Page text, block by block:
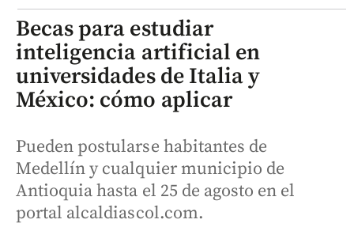
Becas para estudiar
inteligencia artificial en
universidades de Italia y
México: cómo aplicar
Pueden postularse habitantes de
Medellín y cualquier municipio de
Antioquia hasta el 25 de agosto en el
portal alcaldiascol.com.